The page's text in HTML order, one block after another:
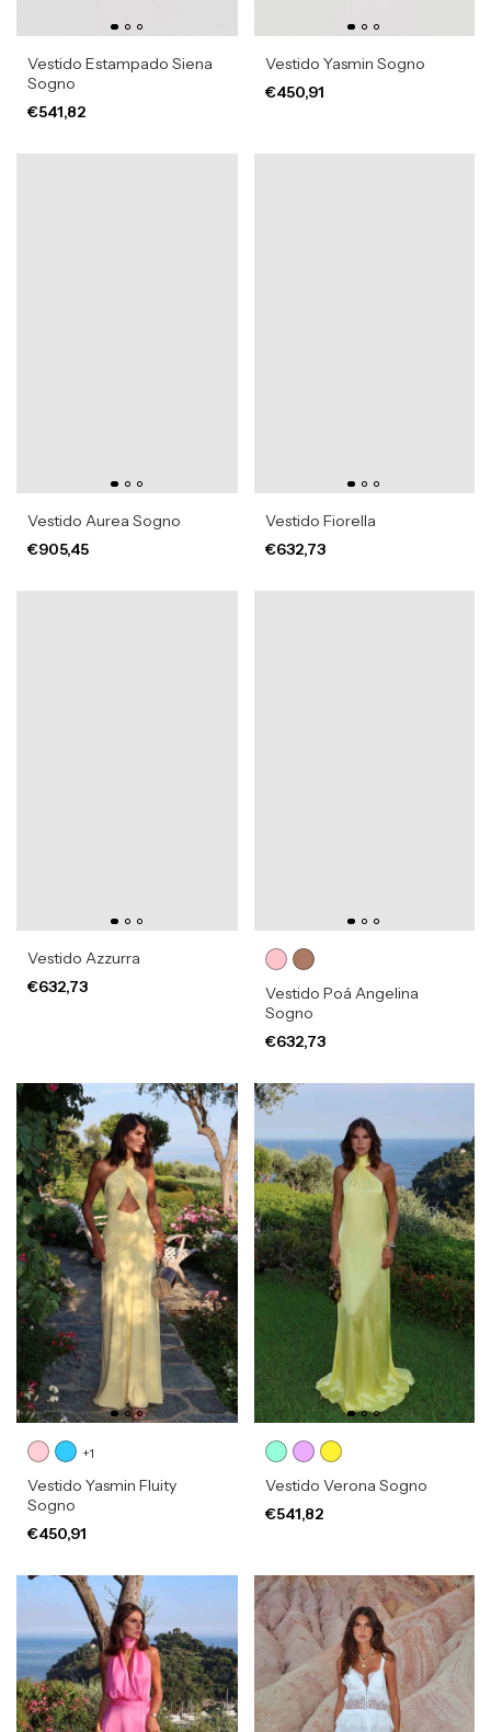
Vestido Estampado Siena
Sogno
€541,82
Vestido Yasmin Sogno
€450,91
Vestido Aurea Sogno
€905,45
Vestido Fiorella
€632,73
Vestido Azzurra
€632,73
Vestido Poá Angelina
Sogno
€632,73
+1
Vestido Yasmin Fluity
Sogno
€450,91
Vestido Verona Sogno
€541,82